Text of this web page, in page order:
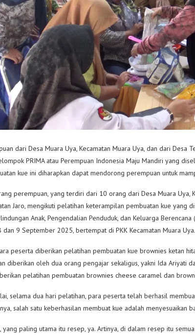
dari Desa Muara Uya, Kecamatan Muara Uya, dan dari Desa
PRIMA atau Perempuan Indonesia Maju Mandiri yang
kue ini diharapkan dapat mendorong perempuan untuk
perempuan, yang terdiri dari 10 orang dari Desa Muara Uya,
Jaro, mengikuti pelatihan keterampilan pembuatan kue yang
Anak, Pengendalian Penduduk, dan Keluarga
dan 9 September 2025, bertempat di PKK Kecamatan Muara Uya.
peserta diberikan pelatihan pembuatan kue brownies ketan
diberikan oleh dua orang pengajar sekaligus, yakni Ida Ariyati
pelatihan pembuatan brownies cheese caramel dan
selama dua hari pelatihan, para peserta telah berhasil
salah satu keberhasilan membuat kue adalah menyesuaikan
yang paling utama itu resep, ya. Artinya, di dalam resep itu